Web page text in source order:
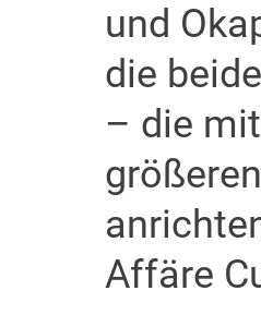
und
die
– die
Affäre